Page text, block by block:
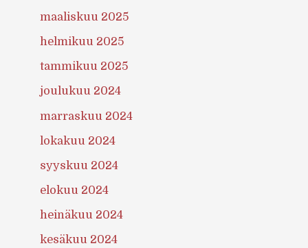
maaliskuu 2025
helmikuu 2025
tammikuu 2025
joulukuu 2024
marraskuu 2024
lokakuu 2024
syyskuu 2024
elokuu 2024
heinäkuu 2024
kesäkuu 2024